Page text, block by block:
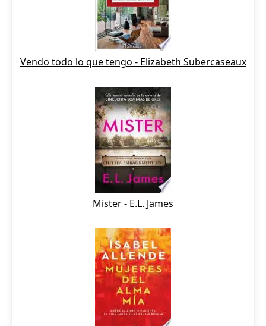
Vendo todo lo que tengo - Elizabeth Subercaseaux
Mister - E.L. James